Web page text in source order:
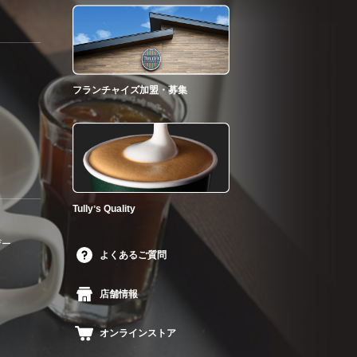
ー
フランチャイズ加盟・募集
Tullyʼs Quality
よくあるご質問
店舗情報
オンラインストア